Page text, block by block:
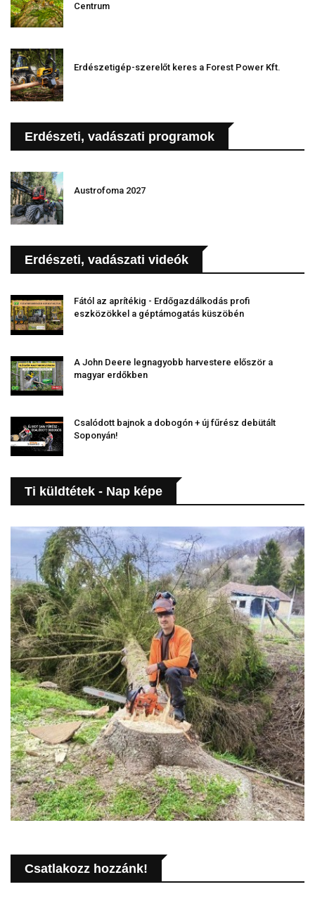
Centrum
Erdészetigép-szerelőt keres a Forest Power Kft.
Erdészeti, vadászati programok
Austrofoma 2027
Erdészeti, vadászati videók
Fától az aprítékig - Erdőgazdálkodás profi
eszközökkel a géptámogatás küszöbén
A John Deere legnagyobb harvestere először a
magyar erdőkben
Csalódott bajnok a dobogón + új fűrész debütált
Soponyán!
Ti küldtétek - Nap képe
Csatlakozz hozzánk!